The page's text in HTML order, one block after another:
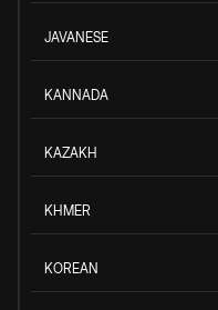
JAVANESE
KANNADA
KAZAKH
KHMER
KOREAN